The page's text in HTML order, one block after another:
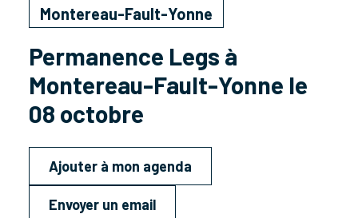
Montereau-Fault-Yonne
Permanence Legs à
Montereau-Fault-Yonne le
08 octobre
Ajouter à mon agenda
Envoyer un email